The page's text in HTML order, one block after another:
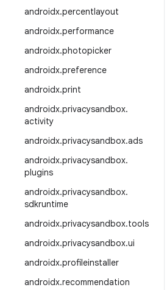
androidx.percentlayout
androidx.performance
androidx.photopicker
androidx.preference
androidx.print
androidx.privacysandbox.
activity
androidx.privacysandbox.ads
androidx.privacysandbox.
plugins
androidx.privacysandbox.
sdkruntime
androidx.privacysandbox.tools
androidx.privacysandbox.ui
androidx.profileinstaller
androidx.recommendation